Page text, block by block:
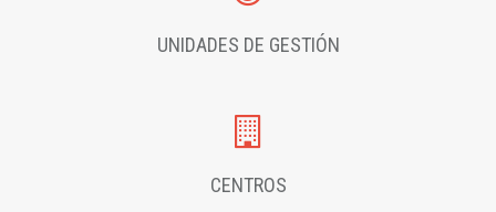
UNIDADES DE GESTIÓN
CENTROS